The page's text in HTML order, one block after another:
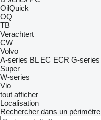
OilQuick
OQ
TB
Verachtert
CW
Volvo
A-series BL EC ECR G-series
Super
W-series
Vio
tout afficher
Localisation
Rechercher dans un périmètre